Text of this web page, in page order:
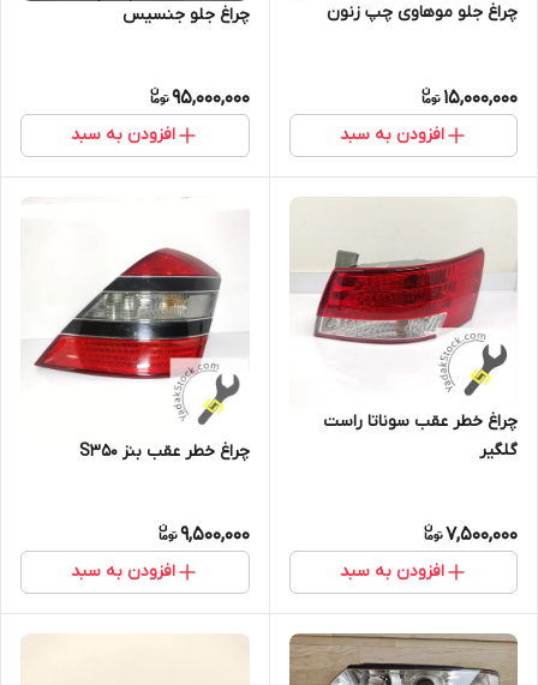
چراغ جلو موهاوی چپ زنون
15,000,000
افزودن به سبد
چراغ جلو جنسیس
95,000,000
افزودن به سبد
چراغ خطر عقب سوناتا راست
گلگیر
7,500,000
افزودن به سبد
چراغ خطر عقب بنز S350
9,500,000
افزودن به سبد